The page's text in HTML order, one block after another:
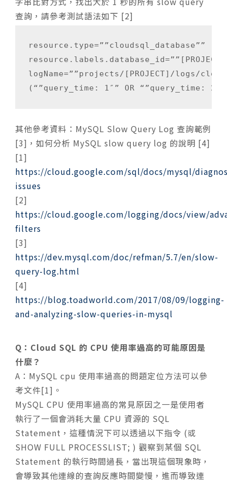
查詢，請參考測試語法如下 [2]
resource.type=””cloudsql_database””
logName=””projects/[PROJECT]/logs/
其他參考資料：MySQL Slow Query Log 查詢範例
[3]，如何分析 MySQL slow query log 的說明 [4]
[1]
https://cloud.google.com/sql/docs/mysql/
issues
[2]
https://cloud.google.com/logging/docs/view/
filters
[3]
https://dev.mysql.com/doc/refman/5.7/en/slow-
query-log.html
[4]
https://blog.toadworld.com/2017/08/09/logging-
and-analyzing-slow-queries-in-mysql
Q：Cloud SQL 的 CPU 使用率過高的可能原因是
什麼？
A： MySQL cpu 使用率過高的問題定位方法可以參
考文件[1]。
MySQL CPU 使用率過高的常見原因之一是使用者
執行了一個會消耗大量 CPU 資源的 SQL
Statement，這種情況下可以透過以下指令 (或
SHOW FULL PROCESSLIST; ) 觀察到某個 SQL
Statement 的執行時間過長，當出現這個現象時，
會導致其他連線的查詢反應時間變慢，進而導致連